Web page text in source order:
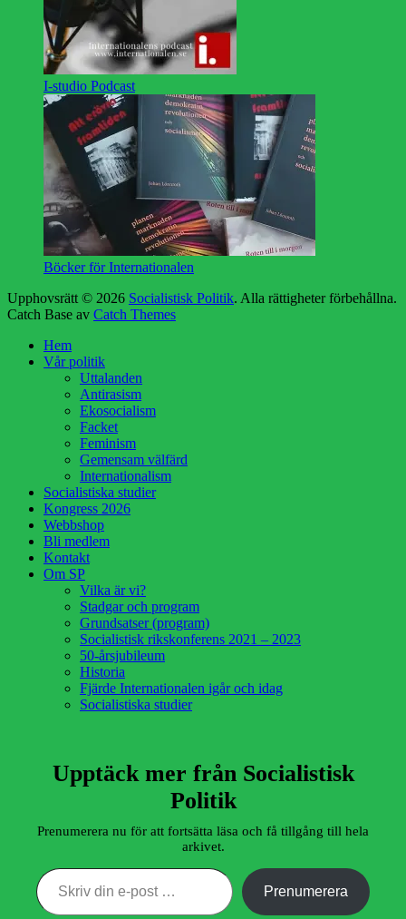
I-studio Podcast
Böcker för Internationalen
Upphovsrätt © 2026 Socialistisk Politik. Alla rättigheter förbehållna.
Catch Base av Catch Themes
Hem
Vår politik
Uttalanden
Antirasism
Ekosocialism
Facket
Feminism
Gemensam välfärd
Internationalism
Socialistiska studier
Kongress 2026
Webbshop
Bli medlem
Kontakt
Om SP
Vilka är vi?
Stadgar och program
Grundsatser (program)
Socialistisk rikskonferens 2021 – 2023
50-årsjubileum
Historia
Fjärde Internationalen igår och idag
Socialistiska studier
Upptäck mer från Socialistisk
Politik
Prenumerera nu för att fortsätta läsa och få tillgång till hela
arkivet.
Skriv din e-post …
Prenumerera